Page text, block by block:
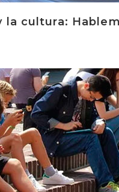
la cultura: